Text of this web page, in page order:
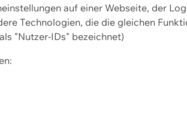
auf einer Webseite, der
Technologien, die die gleichen
"Nutzer-IDs" bezeichnet)